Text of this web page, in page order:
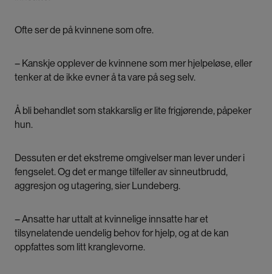
Ofte ser de på kvinnene som ofre.
– Kanskje opplever de kvinnene som mer hjelpeløse, eller
tenker at de ikke evner å ta vare på seg selv.
Å bli behandlet som stakkarslig er lite frigjørende, påpeker
hun.
Dessuten er det ekstreme omgivelser man lever under i
fengselet. Og det er mange tilfeller av sinneutbrudd,
aggresjon og utagering, sier Lundeberg.
– Ansatte har uttalt at kvinnelige innsatte har et
tilsynelatende uendelig behov for hjelp, og at de kan
oppfattes som litt kranglevorne.